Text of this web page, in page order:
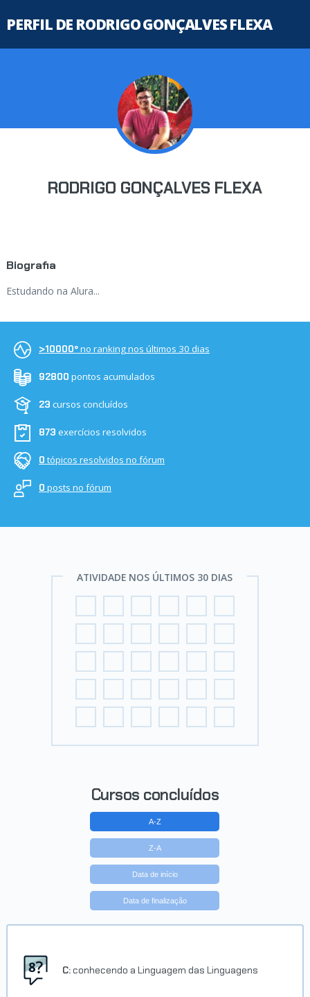
PERFIL DE RODRIGO GONÇALVES FLEXA
RODRIGO GONÇALVES FLEXA
Biografia
Estudando na Alura...
>10000ºno ranking nos últimos 30 dias
92800 pontos acumulados
23 cursos concluídos
873 exercícios resolvidos
0 tópicos resolvidos no fórum
0 posts no fórum
ATIVIDADE NOS ÚLTIMOS 30 DIAS
Cursos concluídos
A-Z
Z-A
Data de início
Data de finalização
C: conhecendo a Linguagem das Linguagens